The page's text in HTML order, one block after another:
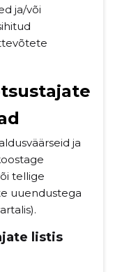
ja/või
ja
tellige
uuendustega
listis